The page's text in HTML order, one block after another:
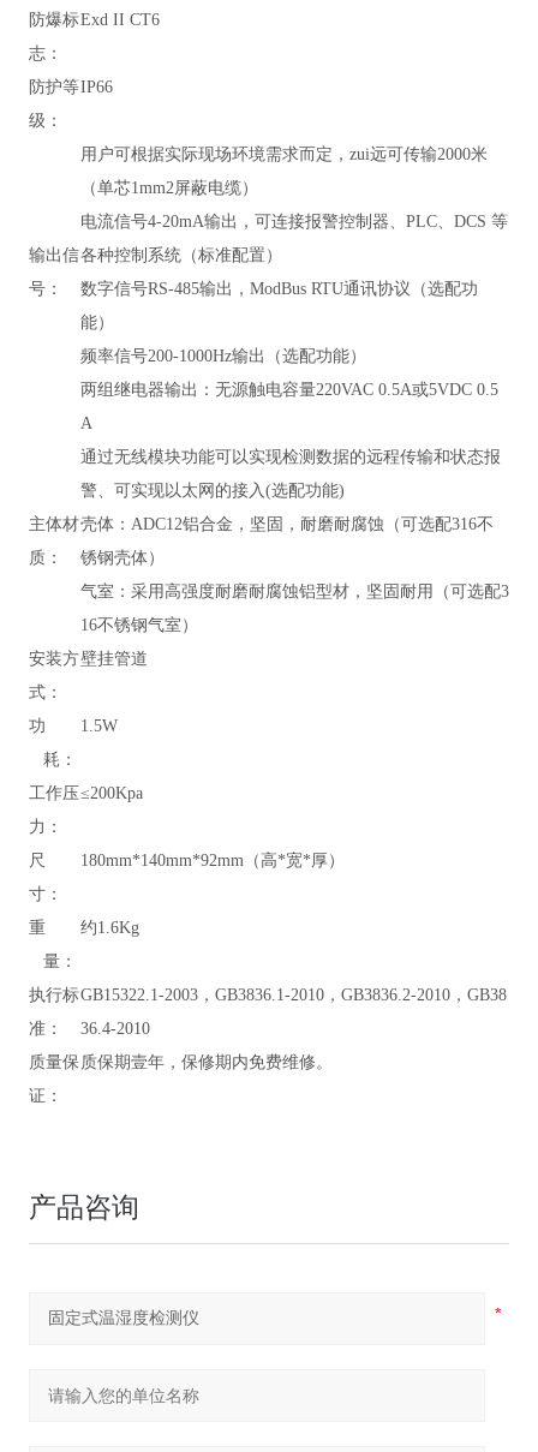
防爆标
志：
Exd II CT6
防护等
级：
IP66
输出信
号：
用户可根据实际现场环境需求而定，zui远可传输2000米
（单芯1mm2屏蔽电缆）
电流信号4-20mA输出，可连接报警控制器、PLC、DCS 等
各种控制系统（标准配置）
数字信号RS-485输出， ModBus RTU通讯协议 （选配功
能）
频率信号200-1000Hz输出（选配功能）
两组继电器输出：无源触电容量220VAC 0.5A或5VDC 0.5
A
通过无线模块功能可以实现检测数据的远程传输和状态报
警、可实现以太网的接入(选配功能)
主体材
质：
壳体：ADC12铝合金，坚固，耐磨耐腐蚀（可选配316不
锈钢壳体）
气室：采用高强度耐磨耐腐蚀铝型材，坚固耐用（可选配3
16不锈钢气室）
安装方
式：
壁挂管道
功
耗：
1.5W
工作压
力：
≤200Kpa
尺
寸：
180mm*140mm*92mm（高*宽*厚）
重
量：
约1.6Kg
执行标
准：
GB15322.1-2003，GB3836.1-2010，GB3836.2-2010，GB38
36.4-2010
质量保
证：
质保期壹年，保修期内免费维修。
产品咨询